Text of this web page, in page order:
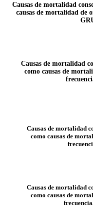
Causas de mortalidad
causas de mortalidad de
Causas de mortalidad
como causas de
Causas de mortalidad
como causas de
Causas de mortalidad
como causas de